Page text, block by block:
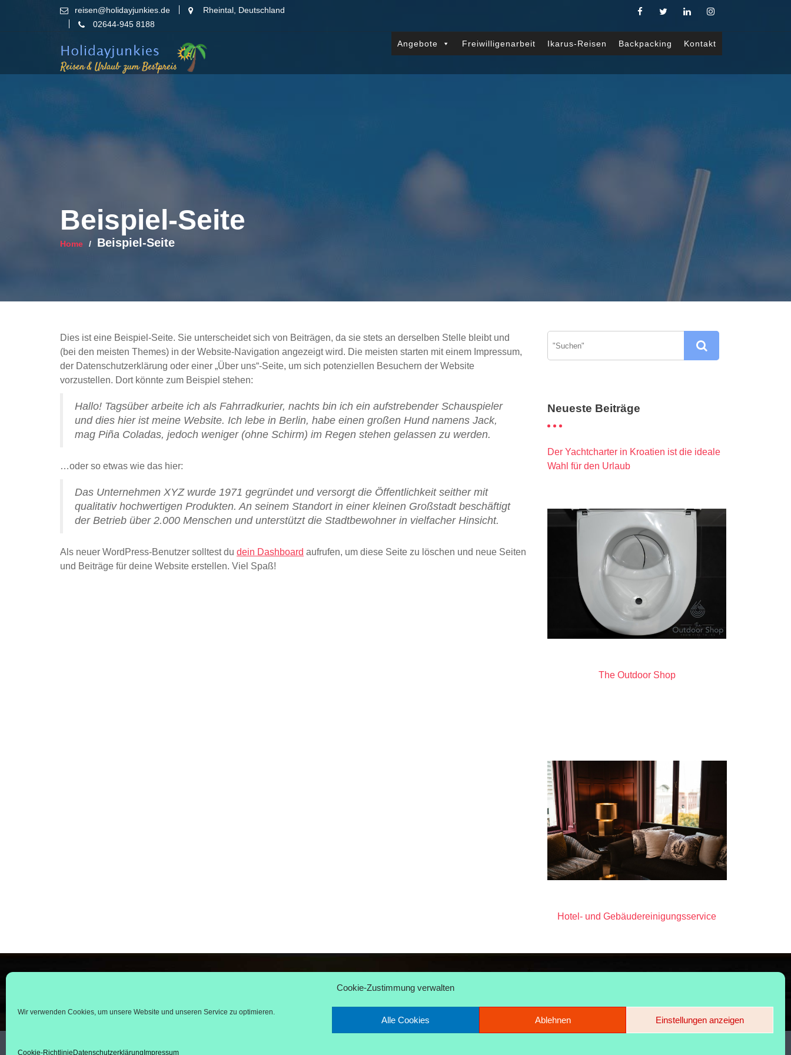
Cookie-Zustimmung verwalten
Wir verwenden Cookies, um unsere Website und unseren Service zu optimieren.
Alle Cookies Ablehnen Einstellungen anzeigen
Cookie-Richtlinie Datenschutzerklärung Impressum
reisen@holidayjunkies.de
Rheintal, Deutschland
02644-945 8188
Angebote Freiwilligenarbeit Ikarus-Reisen Backpacking Kontakt
Beispiel-Seite
Home Beispiel-Seite
Dies ist eine Beispiel-Seite. Sie unterscheidet sich von Beiträgen, da sie stets an derselben Stelle bleibt und
(bei den meisten Themes) in der Website-Navigation angezeigt wird. Die meisten starten mit einem Impressum,
der Datenschutzerklärung oder einer „Über uns“-Seite, um sich potenziellen Besuchern der Website
vorzustellen. Dort könnte zum Beispiel stehen:
Hallo! Tagsüber arbeite ich als Fahrradkurier, nachts bin ich ein aufstrebender Schauspieler
und dies hier ist meine Website. Ich lebe in Berlin, habe einen großen Hund namens Jack,
mag Piña Coladas, jedoch weniger (ohne Schirm) im Regen stehen gelassen zu werden.
…oder so etwas wie das hier:
Das Unternehmen XYZ wurde 1971 gegründet und versorgt die Öffentlichkeit seither mit
qualitativ hochwertigen Produkten. An seinem Standort in einer kleinen Großstadt beschäftigt
der Betrieb über 2.000 Menschen und unterstützt die Stadtbewohner in vielfacher Hinsicht.
Als neuer WordPress-Benutzer solltest du dein Dashboard aufrufen, um diese Seite zu löschen und neue Seiten
und Beiträge für deine Website erstellen. Viel Spaß!
Neueste Beiträge
Der Yachtcharter in Kroatien ist die ideale
Wahl für den Urlaub
The Outdoor Shop
Hotel- und Gebäudereinigungsservice
reisen@holidayjunkies.de